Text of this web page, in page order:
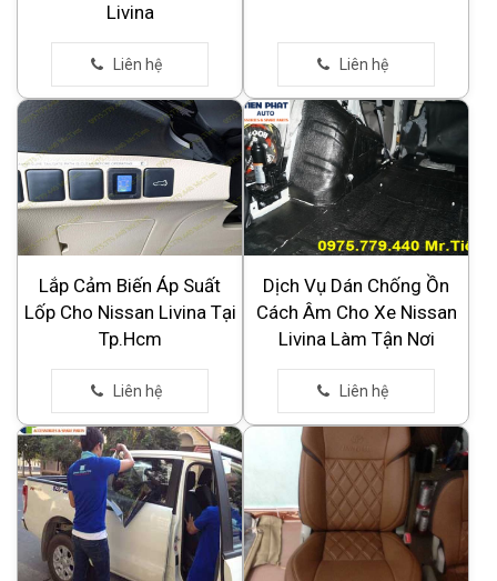
Livina
Lắp Cảm Biến Áp Suất
Lốp Cho Nissan Livina Tại
Tp.Hcm
Dịch Vụ Dán Chống Ồn
Cách Âm Cho Xe Nissan
Livina Làm Tận Nơi